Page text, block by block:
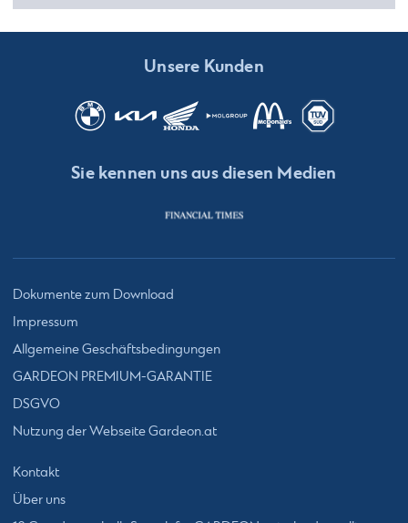
Unsere Kunden
Sie kennen uns aus diesen Medien
Dokumente zum Download
Impressum
Allgemeine Geschäftsbedingungen
GARDEON PREMIUM-GARANTIE
DSGVO
Nutzung der Webseite Gardeon.at
Kontakt
Über uns